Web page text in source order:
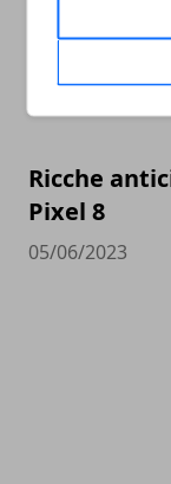
Ricche
Pixel 8
05/06/2023